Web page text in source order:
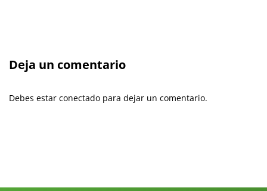
Deja un comentario
Debes estar conectado para dejar un comentario.